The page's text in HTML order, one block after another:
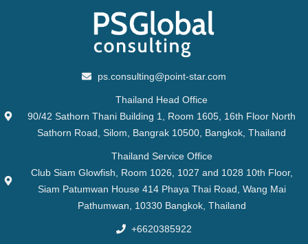
ps.consulting@point-star.com
Thailand Head Office
90/42 Sathorn Thani Building 1, Room 1605, 16th Floor North
Sathorn Road, Silom, Bangrak 10500, Bangkok, Thailand
Thailand Service Office
Club Siam Glowfish, Room 1026, 1027 and 1028 10th Floor,
Siam Patumwan House 414 Phaya Thai Road, Wang Mai
Pathumwan, 10330 Bangkok, Thailand
+6620385922